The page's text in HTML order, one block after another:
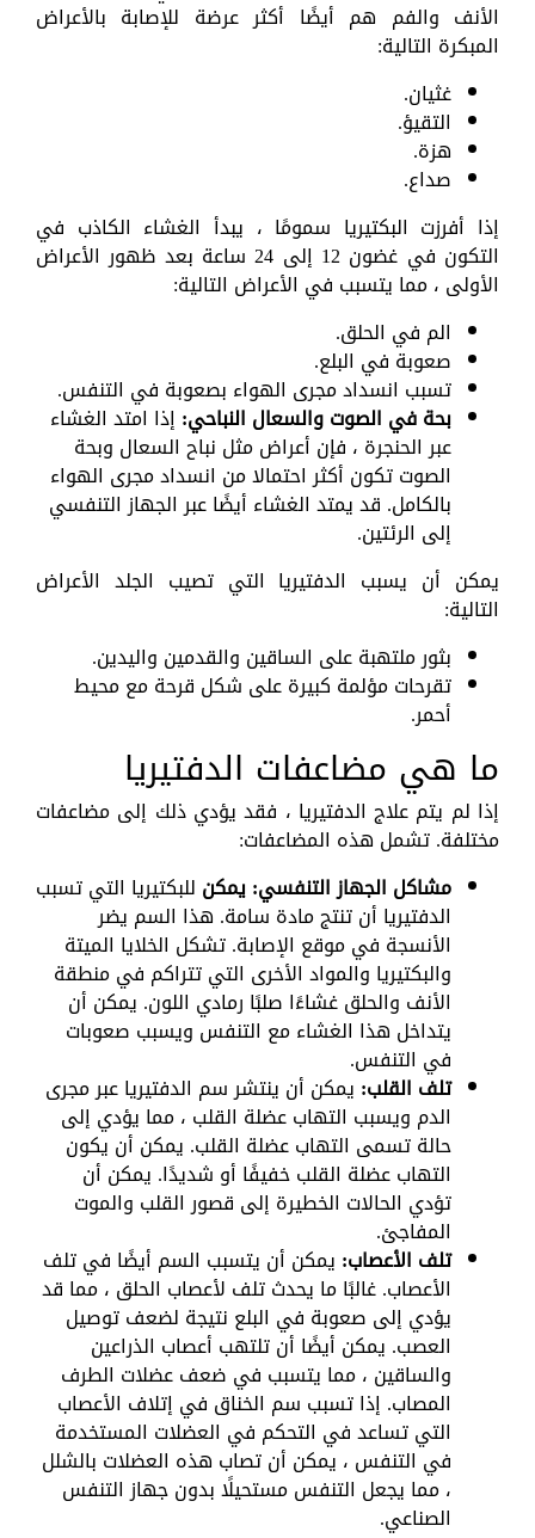
الأنف والفم هم أيضًا أكثر عرضة للإصابة بالأعراض
المبكرة التالية:
غثيان.
التقيؤ.
هزة.
صداع.
إذا أفرزت البكتيريا سمومًا ، يبدأ الغشاء الكاذب في
التكون في غضون 12 إلى 24 ساعة بعد ظهور الأعراض
الأولى ، مما يتسبب في الأعراض التالية:
الم في الحلق.
صعوبة في البلع.
تسبب انسداد مجرى الهواء بصعوبة في التنفس.
بحة في الصوت والسعال النباحي: إذا امتد الغشاء
عبر الحنجرة ، فإن أعراض مثل نباح السعال وبحة
الصوت تكون أكثر احتمالا من انسداد مجرى الهواء
بالكامل. قد يمتد الغشاء أيضًا عبر الجهاز التنفسي
إلى الرئتين.
يمكن أن يسبب الدفتيريا التي تصيب الجلد الأعراض
التالية:
بثور ملتهبة على الساقين والقدمين واليدين.
تقرحات مؤلمة كبيرة على شكل قرحة مع محيط
أحمر.
ما هي مضاعفات الدفتيريا
إذا لم يتم علاج الدفتيريا ، فقد يؤدي ذلك إلى مضاعفات
مختلفة. تشمل هذه المضاعفات:
مشاكل الجهاز التنفسي: يمكن للبكتيريا التي تسبب
الدفتيريا أن تنتج مادة سامة. هذا السم يضر
الأنسجة في موقع الإصابة. تشكل الخلايا الميتة
والبكتيريا والمواد الأخرى التي تتراكم في منطقة
الأنف والحلق غشاءًا صلبًا رمادي اللون. يمكن أن
يتداخل هذا الغشاء مع التنفس ويسبب صعوبات
في التنفس.
تلف القلب: يمكن أن ينتشر سم الدفتيريا عبر مجرى
الدم ويسبب التهاب عضلة القلب ، مما يؤدي إلى
حالة تسمى التهاب عضلة القلب. يمكن أن يكون
التهاب عضلة القلب خفيفًا أو شديدًا. يمكن أن
تؤدي الحالات الخطيرة إلى قصور القلب والموت
المفاجئ.
تلف الأعصاب: يمكن أن يتسبب السم أيضًا في تلف
الأعصاب. غالبًا ما يحدث تلف لأعصاب الحلق ، مما قد
يؤدي إلى صعوبة في البلع نتيجة لضعف توصيل
العصب. يمكن أيضًا أن تلتهب أعصاب الذراعين
والساقين ، مما يتسبب في ضعف عضلات الطرف
المصاب. إذا تسبب سم الخناق في إتلاف الأعصاب
التي تساعد في التحكم في العضلات المستخدمة
في التنفس ، يمكن أن تصاب هذه العضلات بالشلل
، مما يجعل التنفس مستحيلًا بدون جهاز التنفس
الصناعي.